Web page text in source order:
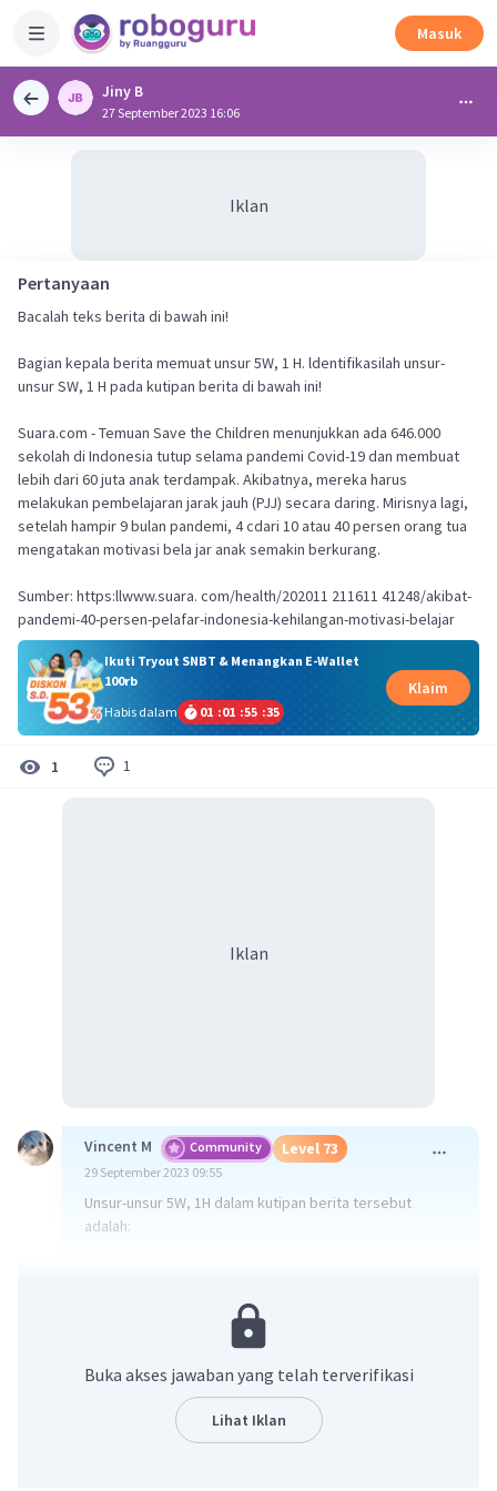
Masuk
Jiny B
27 September 2023 16:06
Iklan
Pertanyaan
Bacalah teks berita di bawah ini!
Bagian kepala berita memuat unsur 5W, 1 H. ldentifikasilah unsur-
unsur SW, 1 H pada kutipan berita di bawah ini!
Suara.com - Temuan Save the Children menunjukkan ada 646.000
sekolah di Indonesia tutup selama pandemi Covid-19 dan membuat
lebih dari 60 juta anak terdampak. Akibatnya, mereka harus
melakukan pembelajaran jarak jauh (PJJ) secara daring. Mirisnya lagi,
setelah hampir 9 bulan pandemi, 4 cdari 10 atau 40 persen orang tua
mengatakan motivasi bela jar anak semakin berkurang.
Sumber: https:llwww.suara. com/health/202011 211611 41248/akibat-
pandemi-40-persen-pelafar-indonesia-kehilangan-motivasi-belajar
Ikuti Tryout SNBT & Menangkan E-Wallet
100rb
Habis dalam
01 :01 :55 :35
Klaim
1 1
Iklan
Vincent M Community Level 73
29 September 2023 09:55
Unsur-unsur 5W, 1H dalam kutipan berita tersebut
adalah:
60 juta anak terdampak.
Where (Di mana): Di Indonesia.
When (Kapan): Tidak ada informasi tentang tanggal
spesifik dalam kutipan ini.
Buka akses jawaban yang telah terverifikasi
Lihat Iklan